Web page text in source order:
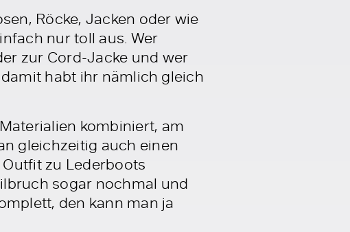
Röcke, Jacken oder wie
nur toll aus. Wer
zur Cord-Jacke und wer
habt ihr nämlich gleich
kombiniert, am
gleichzeitig auch einen
zu Lederboots
sogar nochmal und
den kann man ja